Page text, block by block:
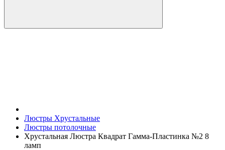
Люстры Хрустальные
Люстры потолочные
Хрустальная Люстра Квадрат Гамма-Пластинка №2 8
ламп